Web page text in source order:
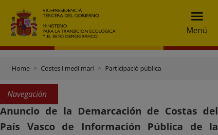
Menú
Home Costes i medi marí Participació pública
Navegación
Anuncio de la Demarcación de Costas del
País Vasco de Información Pública de la